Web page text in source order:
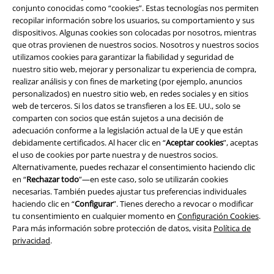
conjunto conocidas como “cookies”. Estas tecnologías nos permiten
recopilar información sobre los usuarios, su comportamiento y sus
dispositivos. Algunas cookies son colocadas por nosotros, mientras
que otras provienen de nuestros socios. Nosotros y nuestros socios
utilizamos cookies para garantizar la fiabilidad y seguridad de
nuestro sitio web, mejorar y personalizar tu experiencia de compra,
realizar análisis y con fines de marketing (por ejemplo, anuncios
personalizados) en nuestro sitio web, en redes sociales y en sitios
web de terceros. Si los datos se transfieren a los EE. UU., solo se
comparten con socios que están sujetos a una decisión de
adecuación conforme a la legislación actual de la UE y que están
debidamente certificados. Al hacer clic en “Aceptar cookies”, aceptas
el uso de cookies por parte nuestra y de nuestros socios.
Alternativamente, puedes rechazar el consentimiento haciendo clic
en “Rechazar todo”—en este caso, solo se utilizarán cookies
necesarias. También puedes ajustar tus preferencias individuales
haciendo clic en “Configurar”. Tienes derecho a revocar o modificar
tu consentimiento en cualquier momento en Configuración Cookies.
Para más información sobre protección de datos, visita Política de
privacidad.
la atención o ediciones de películas y series, estas mochilas están
siempre a tu lado. Y si sólo quieres dejar unos pocos objetos de valor
pero quieres tenerlos siempre a mano, las riñoneras de EMP te ofrecen
el espacio de almacenamiento perfecto para llevar: ¡tú eliges!
Mochilas con grandes motivos:
Desde Slipknot a AC/DC o
Motörhead: en la Tienda Online EMP
puedes pedir mochilas de tus
grupos favoritos de forma
económica y cómoda. Los logotipos
cosidos y el tejido estampado
convierten estas bolsas en un lienzo
para tu pasión por la música. Y eso
no es todo: ya estés explorando
Nunca Jamás con Peter Pan,
viajando por la galaxia muy, muy
lejana junto a Boba Fett o
recorriendo las calles de Gotham con Batman, la moda de las
mochilas es tan versátil como tus preferencias. Descúbrelos todos y